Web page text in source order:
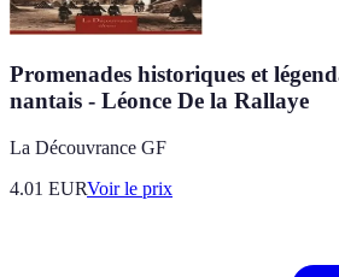
Promenades historiques et
nantais - Léonce De la Rallaye
La Découvrance GF
4.01 EURVoir le prix